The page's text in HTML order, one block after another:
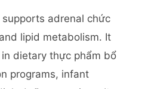
adrenal chức
lipid metabolism. It
dietary thực phẩm bổ
programs, infant